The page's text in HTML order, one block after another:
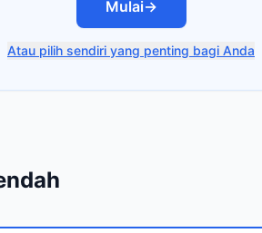
Mulai→
Atau pilih sendiri yang penting bagi Anda